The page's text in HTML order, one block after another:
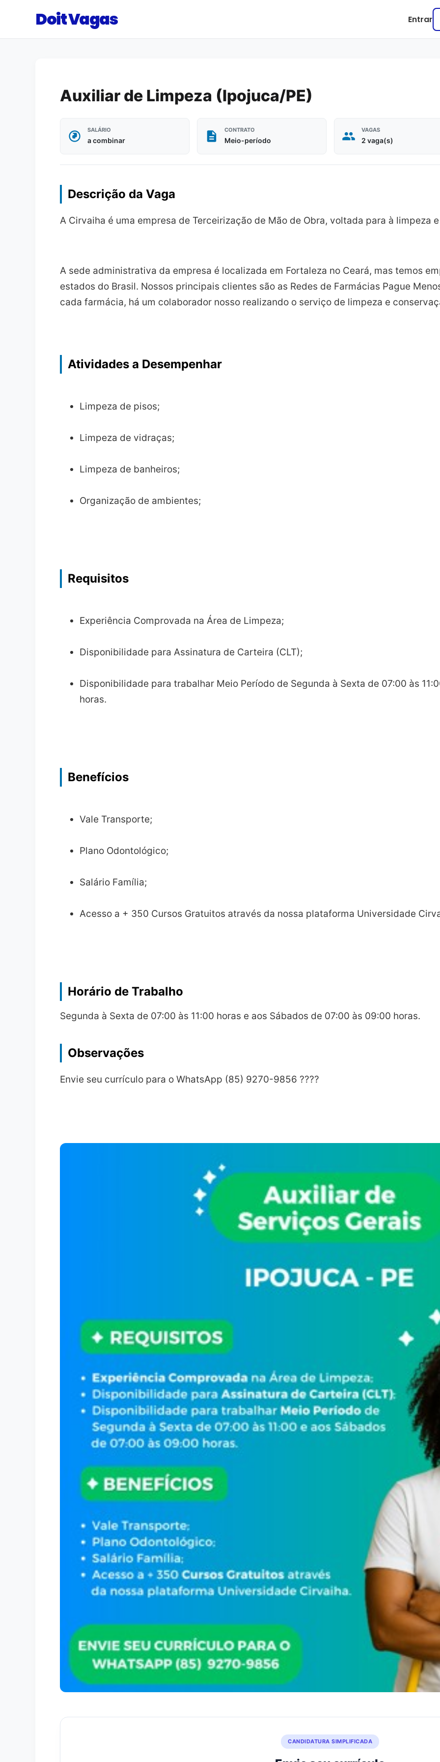
Doit Vagas Entrar
Auxiliar de Limpeza (Ipojuca/PE)
SALÁRIO
a combinar
CONTRATO
Meio-período
VAGAS
2 vaga(s)
Descrição da Vaga
A Cirvaiha é uma empresa de Terceirização de Mão de Obra, voltada para à limpeza
A sede administrativa da empresa é localizada em Fortaleza no Ceará, mas temos
estados do Brasil. Nossos principais clientes são as Redes de Farmácias Pague
cada farmácia, há um colaborador nosso realizando o serviço de limpeza e
Atividades a Desempenhar
Limpeza de pisos;
Limpeza de vidraças;
Limpeza de banheiros;
Organização de ambientes;
Requisitos
Experiência Comprovada na Área de Limpeza;
Disponibilidade para Assinatura de Carteira (CLT);
Disponibilidade para trabalhar Meio Período de Segunda à Sexta de 07:00 às
horas.
Benefícios
Vale Transporte;
Plano Odontológico;
Salário Família;
Acesso a + 350 Cursos Gratuitos através da nossa plataforma Universidade
Horário de Trabalho
Segunda à Sexta de 07:00 às 11:00 horas e aos Sábados de 07:00 às 09:00 horas.
Observações
Envie seu currículo para o WhatsApp (85) 9270-9856 ????
CANDIDATURA SIMPLIFICADA